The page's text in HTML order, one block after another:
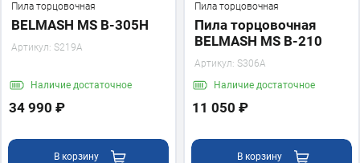
Пила торцовочная
BELMASH MS B-305H
Артикул: S219A
Наличие достаточное
34 990 ₽
В корзину
Пила торцовочная
Пила торцовочная
BELMASH MS B-210
Артикул: S306A
Наличие достаточное
11 050 ₽
В корзину